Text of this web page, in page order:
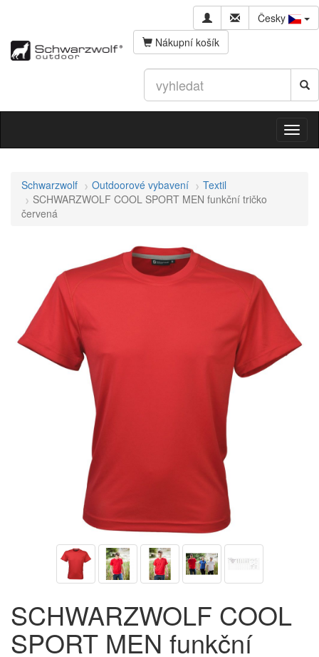
Česky
Nákupní košík
Schwarzwolf Outdoorové vybavení
Textil
SCHWARZWOLF COOL SPORT MEN funkční tričko
červená
SCHWARZWOLF COOL
SPORT MEN funkční